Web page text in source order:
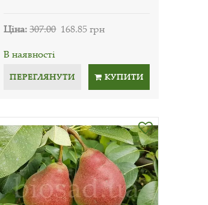
Ціна:307.00 168.85 грн
В наявності
ПЕРЕГЛЯНУТИ КУПИТИ